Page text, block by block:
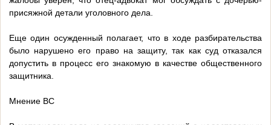
присяжной детали уголовного дела.
Еще один осужденный полагает, что в ходе разбирательства
было нарушено его право на защиту, так как суд отказался
допустить в процесс его знакомую в качестве общественного
защитника.
Мнение ВС